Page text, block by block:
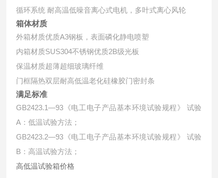
循环系统 耐高温低噪音离心式电机，多叶式离心风轮
箱体材质
外箱材质优质A3钢板，表面磷化静电喷塑
内箱材质SUS304不锈钢优质2B级光板
保温材质超薄超细玻璃纤维
门框隔热双层耐高低温老化硅橡胶门密封条
满足标准
GB2423.1—93《电工电子产品基本环境试验规程》 试验
A：低温试验方法；
GB2423.2—93《电工电子产品基本环境试验规程》 试验
B：高温试验方法；
高低温试验箱价格